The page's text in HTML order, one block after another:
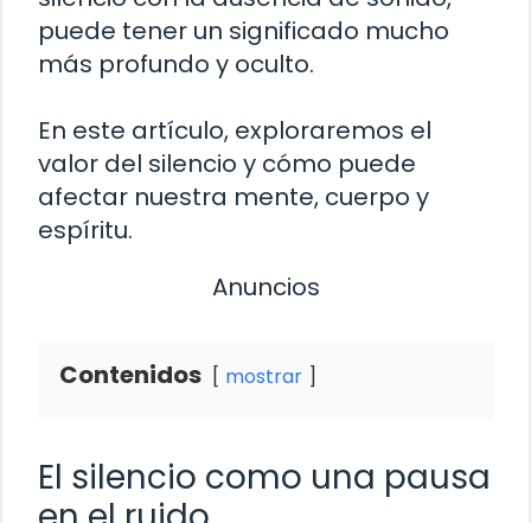
puede tener un significado mucho
más profundo y oculto.
En este artículo, exploraremos el
valor del silencio y cómo puede
afectar nuestra mente, cuerpo y
espíritu.
Anuncios
Contenidos mostrar
El silencio como una pausa